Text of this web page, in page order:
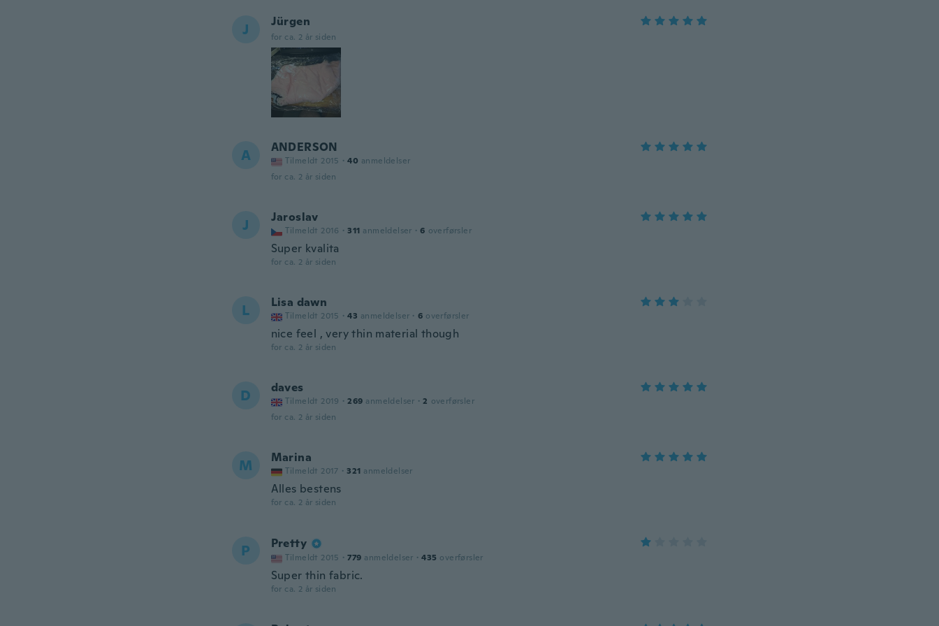
J Jürgen
for ca. 2 år siden
A ANDERSON
Tilmeldt 2015 · 40 anmeldelser
for ca. 2 år siden
J Jaroslav
Tilmeldt 2016 · 311 anmeldelser · 6 overførsler
Super kvalita
for ca. 2 år siden
L Lisa dawn
Tilmeldt 2015 · 43 anmeldelser · 6 overførsler
nice feel , very thin material though
for ca. 2 år siden
D daves
Tilmeldt 2019 · 269 anmeldelser · 2 overførsler
for ca. 2 år siden
M Marina
Tilmeldt 2017 · 321 anmeldelser
Alles bestens
for ca. 2 år siden
P Pretty
Tilmeldt 2015 · 779 anmeldelser · 435 overførsler
Super thin fabric.
for ca. 2 år siden